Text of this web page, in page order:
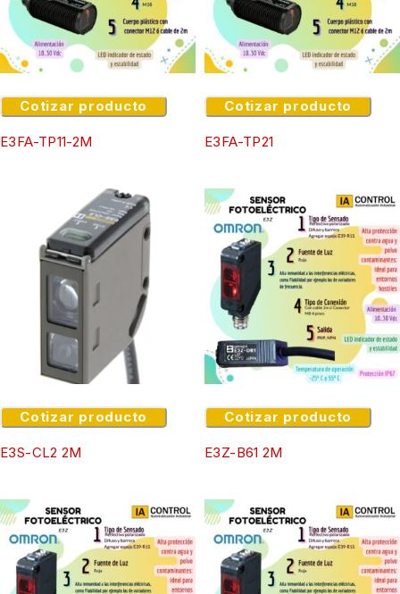
Cotizar producto
E3FA-TP11-2M
Cotizar producto
E3FA-TP21
Cotizar producto
E3S-CL2 2M
Cotizar producto
E3Z-B61 2M